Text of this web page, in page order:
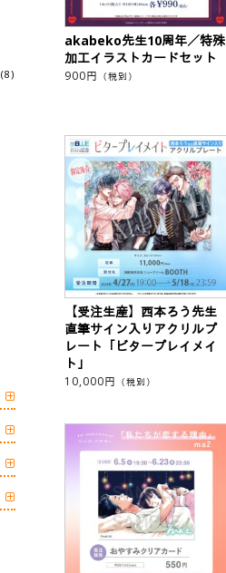
akabeko先生10周年／特殊
加工イラストカードセット
900円 （税別）
【受注生産】西本ろう先生
直筆サイン入りアクリルプ
レート「ビタープレイメイ
ト」
10,000円 （税別）
(8)